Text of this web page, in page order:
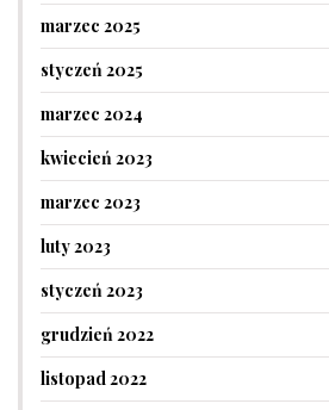
marzec 2025
styczeń 2025
marzec 2024
kwiecień 2023
marzec 2023
luty 2023
styczeń 2023
grudzień 2022
listopad 2022